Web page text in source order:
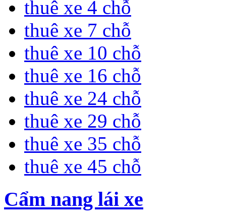
thuê xe 4 chỗ
thuê xe 7 chỗ
thuê xe 10 chỗ
thuê xe 16 chỗ
thuê xe 24 chỗ
thuê xe 29 chỗ
thuê xe 35 chỗ
thuê xe 45 chỗ
Cẩm nang lái xe